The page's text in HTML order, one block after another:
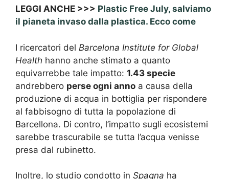
LEGGI ANCHE >>> Plastic Free July, salviamo
il pianeta invaso dalla plastica. Ecco come
I ricercatori del Barcelona Institute for Global
Health hanno anche stimato a quanto
equivarrebbe tale impatto: 1.43 specie
andrebbero perse ogni anno a causa della
produzione di acqua in bottiglia per rispondere
al fabbisogno di tutta la popolazione di
Barcellona. Di contro, l’impatto sugli ecosistemi
sarebbe trascurabile se tutta l’acqua venisse
presa dal rubinetto.
Inoltre, lo studio condotto in Spagna ha